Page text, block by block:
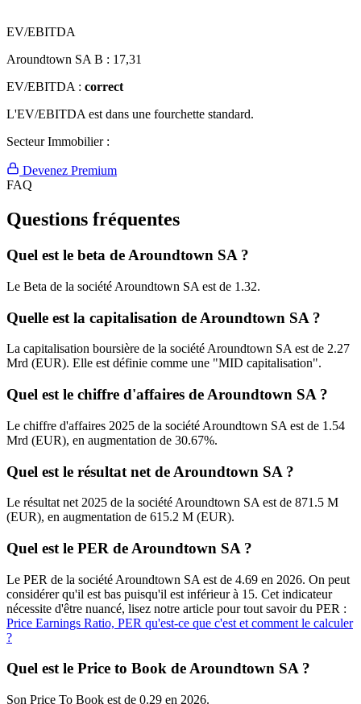
EV/EBITDA
Aroundtown SA B : 17,31
EV/EBITDA : correct
L'EV/EBITDA est dans une fourchette standard.
Secteur Immobilier :
Devenez Premium
FAQ
Questions fréquentes
Quel est le beta de Aroundtown SA ?
Le Beta de la société Aroundtown SA est de 1.32.
Quelle est la capitalisation de Aroundtown SA ?
La capitalisation boursière de la société Aroundtown SA est de 2.27
Mrd (EUR). Elle est définie comme une "MID capitalisation".
Quel est le chiffre d'affaires de Aroundtown SA ?
Le chiffre d'affaires 2025 de la société Aroundtown SA est de 1.54
Mrd (EUR), en augmentation de 30.67%.
Quel est le résultat net de Aroundtown SA ?
Le résultat net 2025 de la société Aroundtown SA est de 871.5 M
(EUR), en augmentation de 615.2 M (EUR).
Quel est le PER de Aroundtown SA ?
Le PER de la société Aroundtown SA est de 4.69 en 2026. On peut
considérer qu'il est bas puisqu'il est inférieur à 15. Cet indicateur
nécessite d'être nuancé, lisez notre article pour tout savoir du PER :
Price Earnings Ratio, PER qu'est-ce que c'est et comment le calculer
?
Quel est le Price to Book de Aroundtown SA ?
Son Price To Book est de 0.29 en 2026.